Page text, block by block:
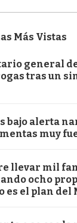
Más Vistas
general
tras un
bajo alerta
muy
llevar mil
ocho
es el plan del